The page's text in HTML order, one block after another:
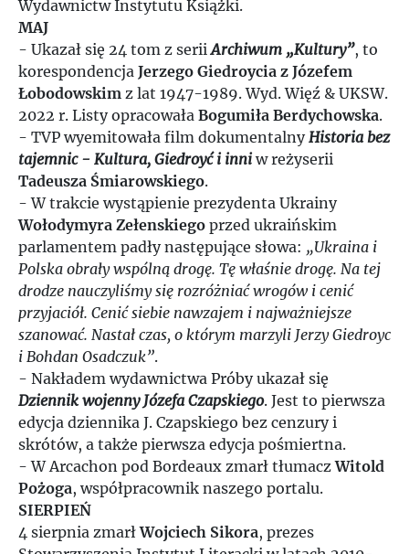
Wydawnictw Instytutu Książki.
MAJ
- Ukazał się 24 tom z seriiArchiwum „Kultury”, to
korespondencja Jerzego Giedroycia z Józefem
Łobodowskim z lat 1947-1989. Wyd. Więź & UKSW.
2022 r. Listy opracowała Bogumiła Berdychowska.
- TVP wyemitowała film dokumentalnyHistoria bez
tajemnic - Kultura, Giedroyć i inniw reżyserii
Tadeusza Śmiarowskiego.
- W trakcie wystąpienie prezydenta Ukrainy
Wołodymyra Zełenskiego przed ukraińskim
parlamentem padły następujące słowa: „Ukraina i
Polska obrały wspólną drogę. Tę właśnie drogę. Na tej
drodze nauczyliśmy się rozróżniać wrogów i cenić
przyjaciół. Cenić siebie nawzajem i najważniejsze
szanować. Nastał czas, o którym marzyli Jerzy Giedroyc
i Bohdan Osadczuk”.
- Nakładem wydawnictwa Próby ukazał się
Dziennik wojenny Józefa Czapskiego. Jest to pierwsza
edycja dziennika J. Czapskiego bez cenzury i
skrótów, a także pierwsza edycja pośmiertna.
- W Arcachon pod Bordeaux zmarł tłumaczWitold
Pożoga, współpracownik naszego portalu.
SIERPIEŃ
4 sierpnia zmarłWojciech Sikora, prezes